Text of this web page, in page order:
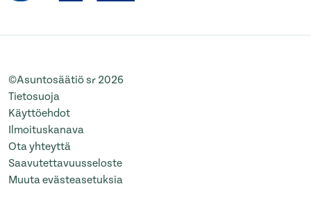
©Asuntosäätiö sr 2026
Tietosuoja
Käyttöehdot
Ilmoituskanava
Ota yhteyttä
Saavutettavuusseloste
Muuta evästeasetuksia